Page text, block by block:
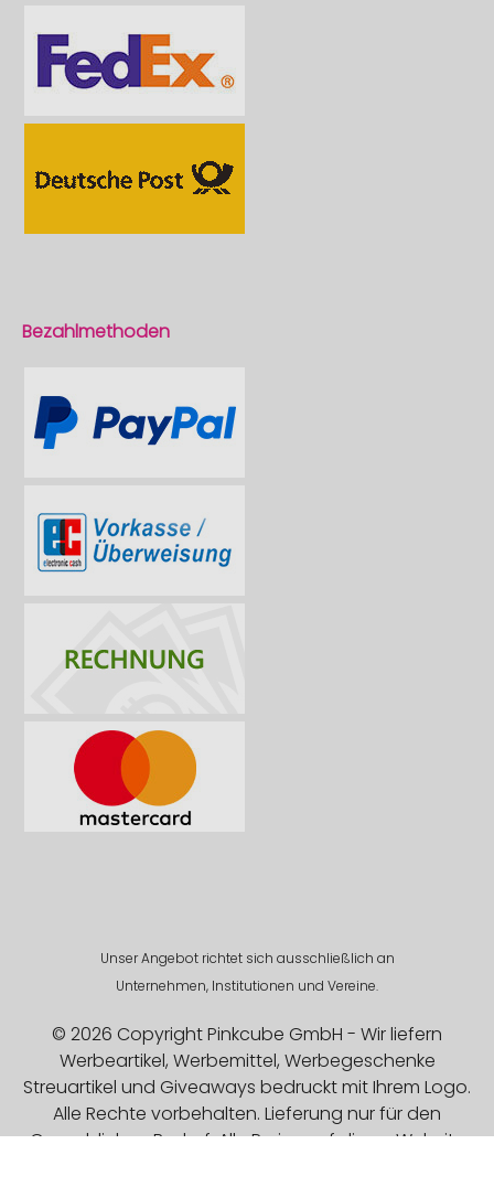
Bezahlmethoden
Unser Angebot richtet sich ausschließlich an
Unternehmen, Institutionen und Vereine.
© 2026 Copyright Pinkcube GmbH - Wir liefern
Werbeartikel, Werbemittel, Werbegeschenke
Streuartikel und Giveaways bedruckt mit Ihrem Logo.
Alle Rechte vorbehalten. Lieferung nur für den
Gewerblichen Bedarf. Alle Preise auf dieser Website